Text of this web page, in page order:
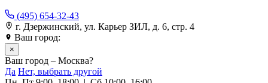
(495) 654-32-43
г. Дзержинский, ул. Карьер ЗИЛ, д. 6, стр. 4
Ваш город:
×
Ваш город – Москва?
Да Нет, выбрать другой